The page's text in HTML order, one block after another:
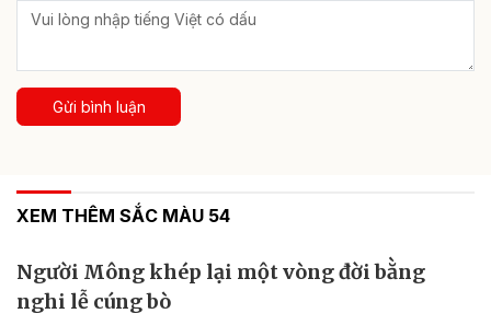
Gửi bình luận
XEM THÊM SẮC MÀU 54
Người Mông khép lại một vòng đời bằng
nghi lễ cúng bò